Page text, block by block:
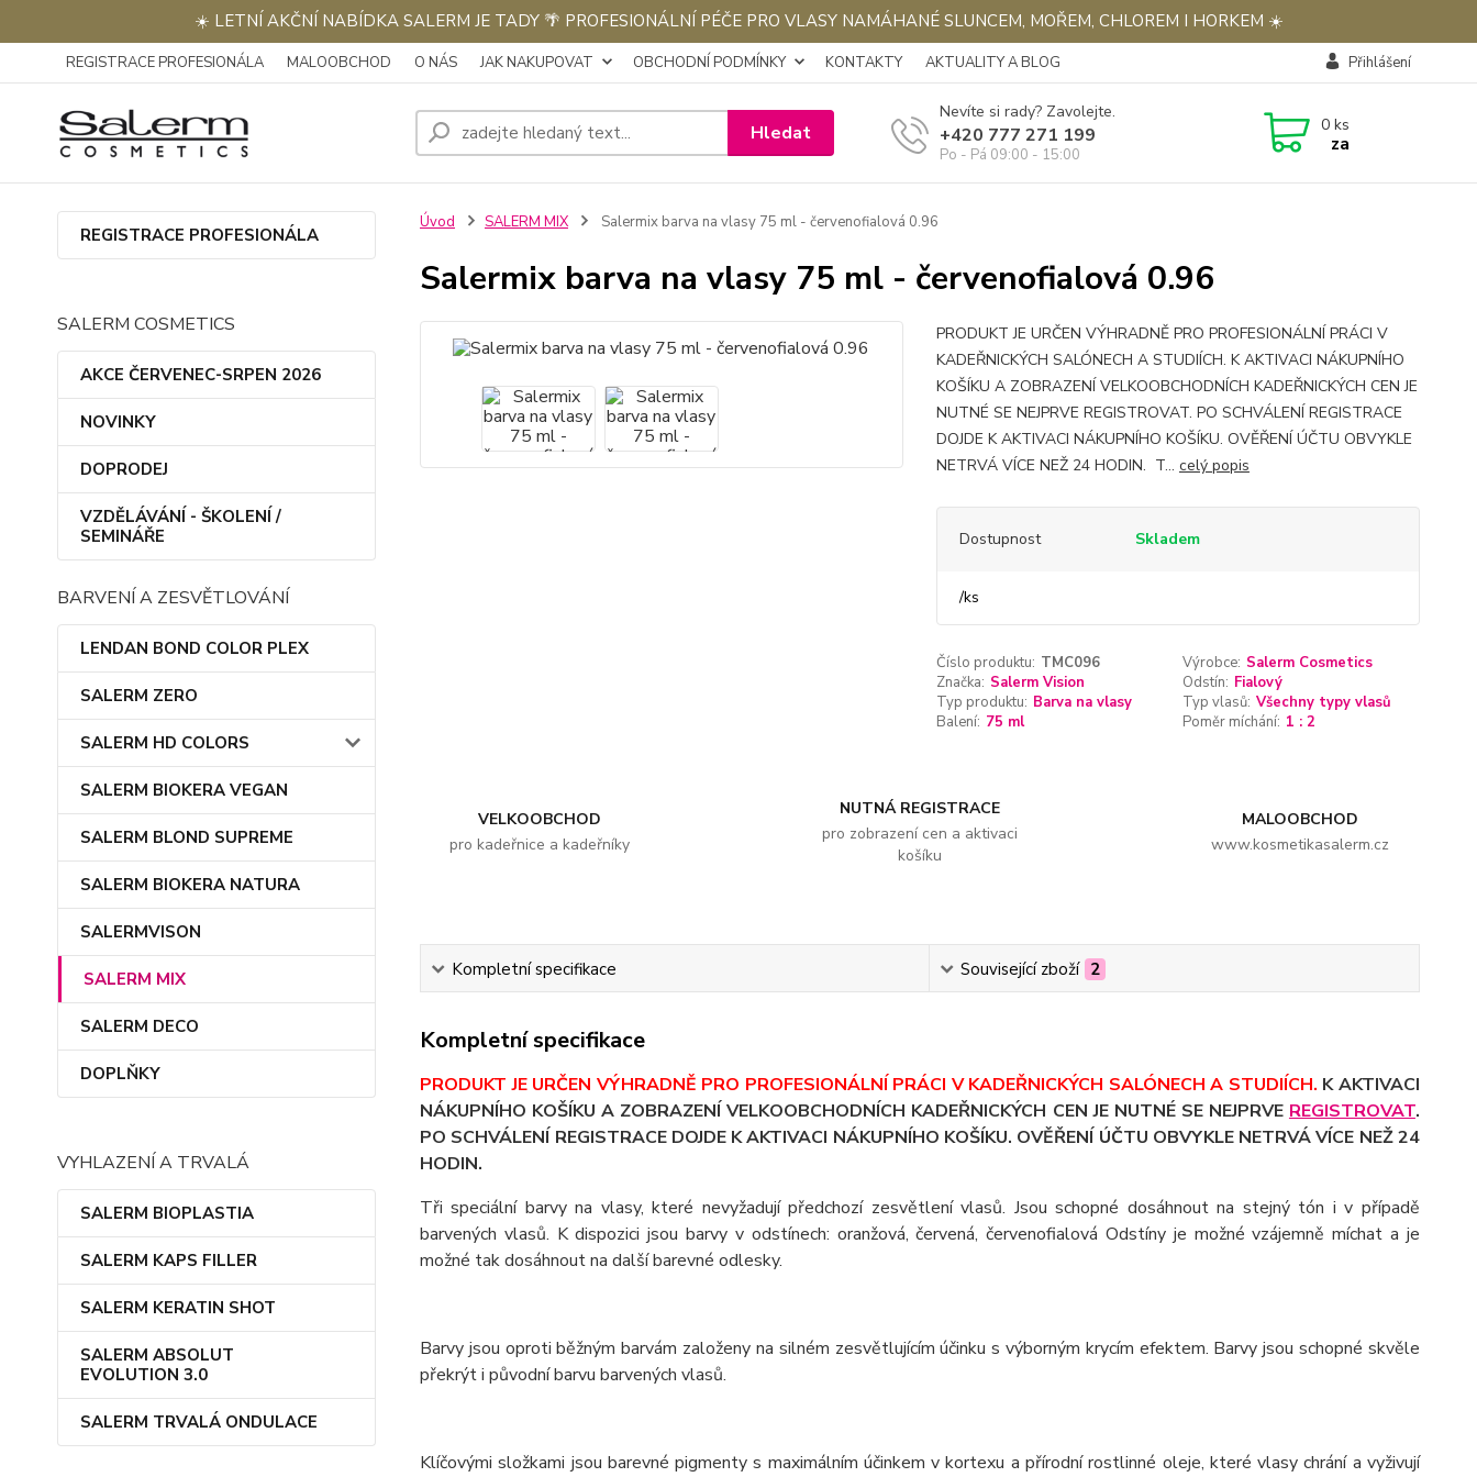
☀️ LETNÍ AKČNÍ NABÍDKA SALERM JE TADY 🌴 PROFESIONÁLNÍ PÉČE PRO VLASY NAMÁHANÉ SLUNCEM, MOŘEM, CHLOREM I HORKEM ☀️
REGISTRACE PROFESIONÁLA MALOOBCHOD O NÁS JAK NAKUPOVAT OBCHODNÍ PODMÍNKY KONTAKTY AKTUALITY A BLOG Přihlášení
Hledat
Nevíte si rady? Zavolejte.
+420 777 271 199
Po - Pá 09:00 - 15:00
0 ks
za
REGISTRACE PROFESIONÁLA
SALERM COSMETICS
AKCE ČERVENEC-SRPEN 2026
NOVINKY
DOPRODEJ
VZDĚLÁVÁNÍ - ŠKOLENÍ /
SEMINÁŘE
BARVENÍ A ZESVĚTLOVÁNÍ
LENDAN BOND COLOR PLEX
SALERM ZERO
SALERM HD COLORS
SALERM BIOKERA VEGAN
SALERM BLOND SUPREME
SALERM BIOKERA NATURA
SALERMVISON
SALERM MIX
SALERM DECO
DOPLŇKY
VYHLAZENÍ A TRVALÁ
SALERM BIOPLASTIA
SALERM KAPS FILLER
SALERM KERATIN SHOT
SALERM ABSOLUT
EVOLUTION 3.0
SALERM TRVALÁ ONDULACE
Úvod SALERM MIX Salermix barva na vlasy 75 ml - červenofialová 0.96
Salermix barva na vlasy 75 ml - červenofialová 0.96
PRODUKT JE URČEN VÝHRADNĚ PRO PROFESIONÁLNÍ PRÁCI V
KADEŘNICKÝCH SALÓNECH A STUDIÍCH. K AKTIVACI NÁKUPNÍHO
KOŠÍKU A ZOBRAZENÍ VELKOOBCHODNÍCH KADEŘNICKÝCH CEN JE
NUTNÉ SE NEJPRVE REGISTROVAT. PO SCHVÁLENÍ REGISTRACE
DOJDE K AKTIVACI NÁKUPNÍHO KOŠÍKU. OVĚŘENÍ ÚČTU OBVYKLE
NETRVÁ VÍCE NEŽ 24 HODIN. T... celý popis
Dostupnost Skladem
/ks
Číslo produktu: TMC096 Výrobce: Salerm Cosmetics
Značka: Salerm Vision Odstín: Fialový
Typ produktu: Barva na vlasy Typ vlasů: Všechny typy vlasů
Balení: 75 ml Poměr míchání: 1 : 2
VELKOOBCHOD
pro kadeřnice a kadeřníky
NUTNÁ REGISTRACE
pro zobrazení cen a aktivaci
košíku
MALOOBCHOD
www.kosmetikasalerm.cz
Kompletní specifikace Související zboží 2
Kompletní specifikace
PRODUKT JE URČEN VÝHRADNĚ PRO PROFESIONÁLNÍ PRÁCI V KADEŘNICKÝCH SALÓNECH A STUDIÍCH. K AKTIVACI
NÁKUPNÍHO KOŠÍKU A ZOBRAZENÍ VELKOOBCHODNÍCH KADEŘNICKÝCH CEN JE NUTNÉ SE NEJPRVE REGISTROVAT.
PO SCHVÁLENÍ REGISTRACE DOJDE K AKTIVACI NÁKUPNÍHO KOŠÍKU. OVĚŘENÍ ÚČTU OBVYKLE NETRVÁ VÍCE NEŽ 24
HODIN.
Tři speciální barvy na vlasy, které nevyžadují předchozí zesvětlení vlasů. Jsou schopné dosáhnout na stejný tón i v případě
barvených vlasů. K dispozici jsou barvy v odstínech: oranžová, červená, červenofialová Odstíny je možné vzájemně míchat a je
možné tak dosáhnout na další barevné odlesky.
Barvy jsou oproti běžným barvám založeny na silném zesvětlujícím účinku s výborným krycím efektem. Barvy jsou schopné skvěle
překrýt i původní barvu barvených vlasů.
Klíčovými složkami jsou barevné pigmenty s maximálním účinkem v kortexu a přírodní rostlinné oleje, které vlasy chrání a vyživují